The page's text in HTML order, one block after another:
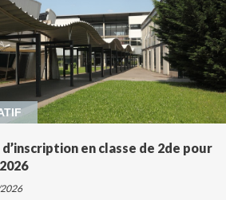
en classe de 2de pour